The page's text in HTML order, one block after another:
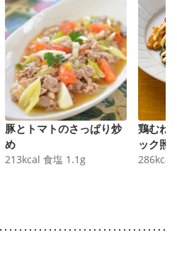
豚とトマトのさっぱり炒
め
213kcal 食塩 1.1 g
鶏むね
ック照
286kcal